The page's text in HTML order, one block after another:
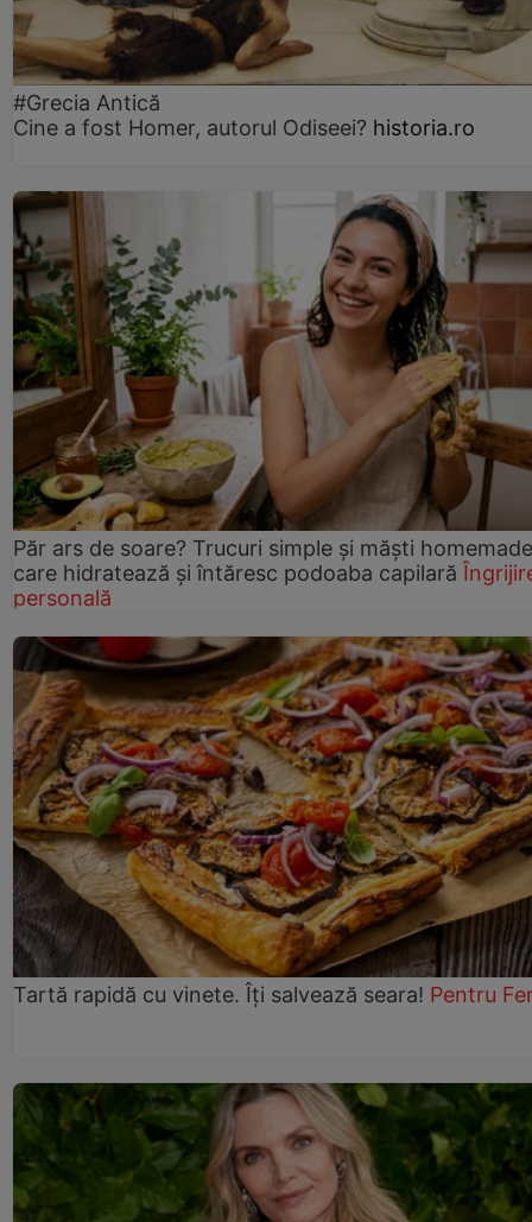
#Grecia Antică
Cine a fost Homer, autorul Odiseei? historia.ro
Păr ars de soare? Trucuri simple și măști homemade
care hidratează și întăresc podoaba capilară
personală
Tartă rapidă cu vinete. Îți salvează seara! Pentru